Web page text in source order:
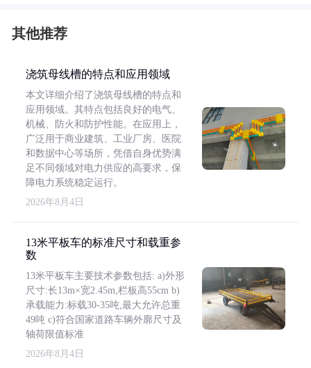
其他推荐
浇筑母线槽的特点和应用领域
本文详细介绍了浇筑母线槽的特点和
应用领域。其特点包括良好的电气、
机械、防火和防护性能。在应用上，
广泛用于商业建筑、工业厂房、医院
和数据中心等场所，凭借自身优势满
足不同领域对电力供应的高要求，保
障电力系统稳定运行。
2026年8月4日
13米平板车的标准尺寸和载重参
数
13米平板车主要技术参数包括: a)外形
尺寸:长13m×宽2.45m,栏板高55cm b)
承载能力:标载30-35吨,最大允许总重
49吨 c)符合国家道路车辆外廓尺寸及
轴荷限值标准
2026年8月4日